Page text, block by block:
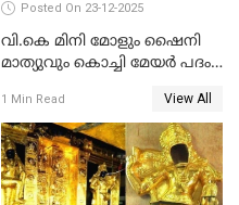
Posted On 23-12-2025
വി.കെ മിനി മോളും ഷൈനി
മാത്യുവും കൊച്ചി മേയർ പദം
മേയറാകില്ല
1 Min Read View All